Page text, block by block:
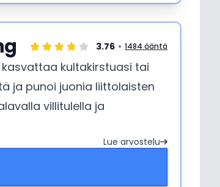
3.76 1484 ääntä
kultakirstuasi tai
ja punoi juonia liittolaisten
villitulella ja
Lue arvostelu